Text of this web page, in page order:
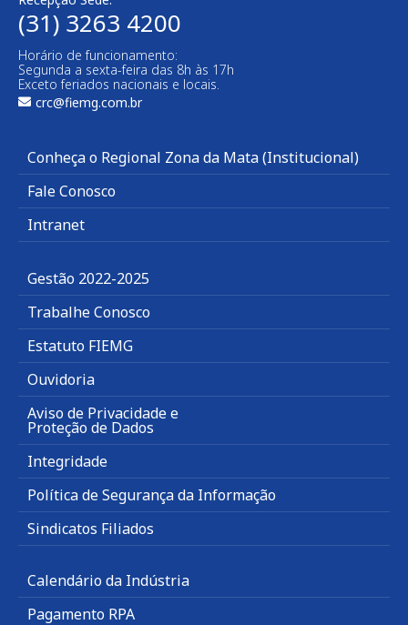
(31) 3263 4200
Horário de funcionamento:
Segunda a sexta-feira das 8h às 17h
Exceto feriados nacionais e locais.
crc@fiemg.com.br
Conheça o Regional Zona da Mata (Institucional)
Fale Conosco
Intranet
Gestão 2022-2025
Trabalhe Conosco
Estatuto FIEMG
Ouvidoria
Aviso de Privacidade e
Proteção de Dados
Integridade
Política de Segurança da Informação
Sindicatos Filiados
Calendário da Indústria
Pagamento RPA